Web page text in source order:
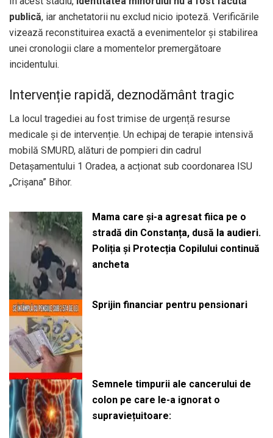
publică, iar anchetatorii nu exclud nicio ipoteză. Verificările
vizează reconstituirea exactă a evenimentelor și stabilirea
unei cronologii clare a momentelor premergătoare
incidentului.
Intervenție rapidă, deznodământ tragic
La locul tragediei au fost trimise de urgență resurse
medicale și de intervenție. Un echipaj de terapie intensivă
mobilă SMURD, alături de pompieri din cadrul
Detașamentului 1 Oradea, a acționat sub coordonarea ISU
„Crișana” Bihor.
Mama care și-a agresat fiica pe o
stradă din Constanța, dusă la audieri.
Poliția și Protecția Copilului continuă
ancheta
Sprijin financiar pentru pensionari
Semnele timpurii ale cancerului de
colon pe care le-a ignorat o
supraviețuitoare: